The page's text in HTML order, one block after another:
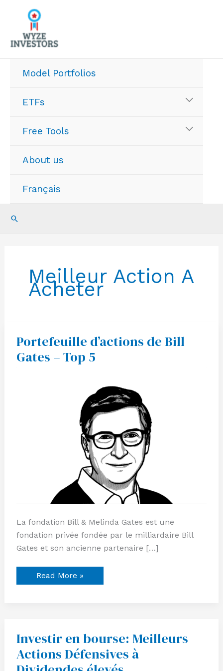
content
Model Portfolios
ETFs
Free Tools
About us
Français
Search
Meilleur Action A
Acheter
Portefeuille d’actions de Bill
Gates – Top 5
La fondation Bill & Melinda Gates est une
fondation privée fondée par le milliardaire Bill
Gates et son ancienne partenaire […]
Portefeuille
d’actions
de
Bill
Read More »
Investir en bourse: Meilleurs
Actions Défensives à
Investir
en
bourse:
Meilleurs
Actions